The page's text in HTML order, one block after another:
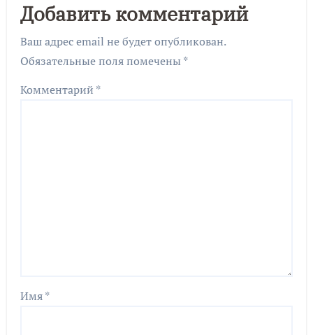
Добавить комментарий
Ваш адрес email не будет опубликован.
Обязательные поля помечены *
Комментарий *
Имя*